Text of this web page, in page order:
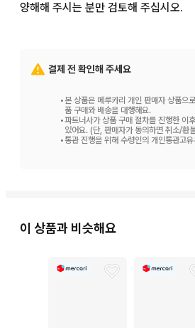
양해해 주시는 분만 검토해 주십시오.
결제 전 확인해 주세요
•본 상품은 메루카리 개인 판매자 상품으
품 구매와 배송을 대행해요.
•파트너사가 상품 구매 절차를 진행한 이
있어요. (단, 판매자가 동의하면 취소/환
•통관 진행을 위해 수령인의 개인통관고
이 상품과 비슷해요